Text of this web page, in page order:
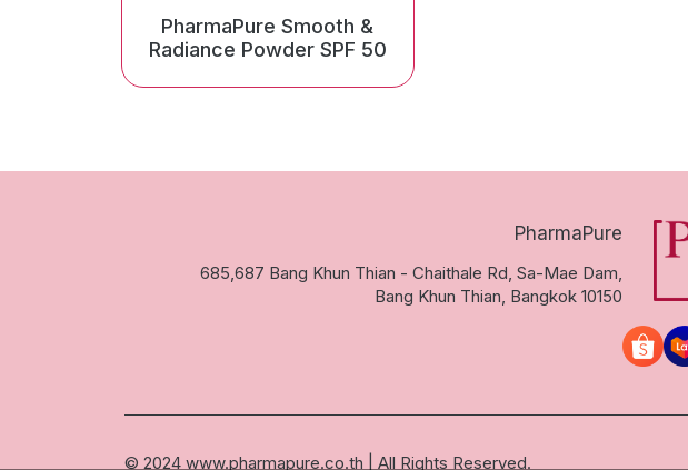
PharmaPure Smooth &
Radiance Powder SPF 50
PharmaPure
685,687 Bang Khun Thian - Chaithale Rd, Sa-Mae Dam,
Bang Khun Thian, Bangkok 10150
© 2024 www.pharmapure.co.th | All Rights Reserved.